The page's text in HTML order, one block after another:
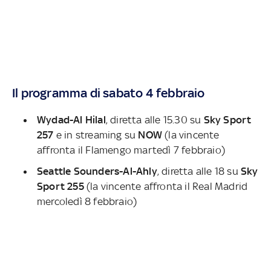
Il programma di sabato 4 febbraio
Wydad-Al Hilal, diretta alle 15.30 su Sky Sport
257 e in streaming su NOW (la vincente
affronta il Flamengo martedì 7 febbraio)
Seattle Sounders-Al-Ahly, diretta alle 18 suSky
Sport 255(la vincente affronta il Real Madrid
mercoledì 8 febbraio)